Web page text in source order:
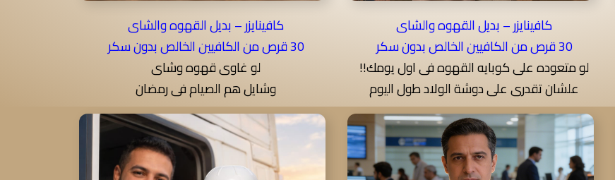
كافينايزر – بديل القهوه والشاى
30 قرص من الكافيين الخالص بدون سكر
لو غاوى قهوه وشاى
وشايل هم الصيام فى رمضان
كافينايزر – بديل القهوه والشاى
30 قرص من الكافيين الخالص بدون سكر
لو متعوده على كوبايه القهوه فى اول يومك!!
علشان تقدرى على دوشة الولاد طول اليوم